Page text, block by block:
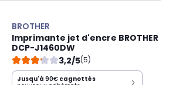
BROTHER
Imprimante jet d'encre BROTHER
DCP-J1460DW
3,2/5(5)
Jusqu'à 90€ cagnottés